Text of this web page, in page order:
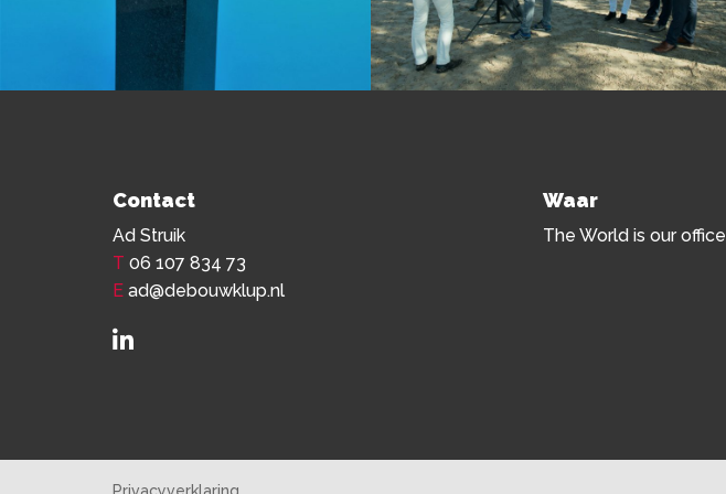
Contact
Ad Struik
T 06 107 834 73
E ad@debouwklup.nl
Waar
The World is our office
Privacyverklaring